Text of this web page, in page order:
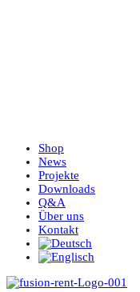
Shop
News
Projekte
Downloads
Q&A
Über uns
Kontakt